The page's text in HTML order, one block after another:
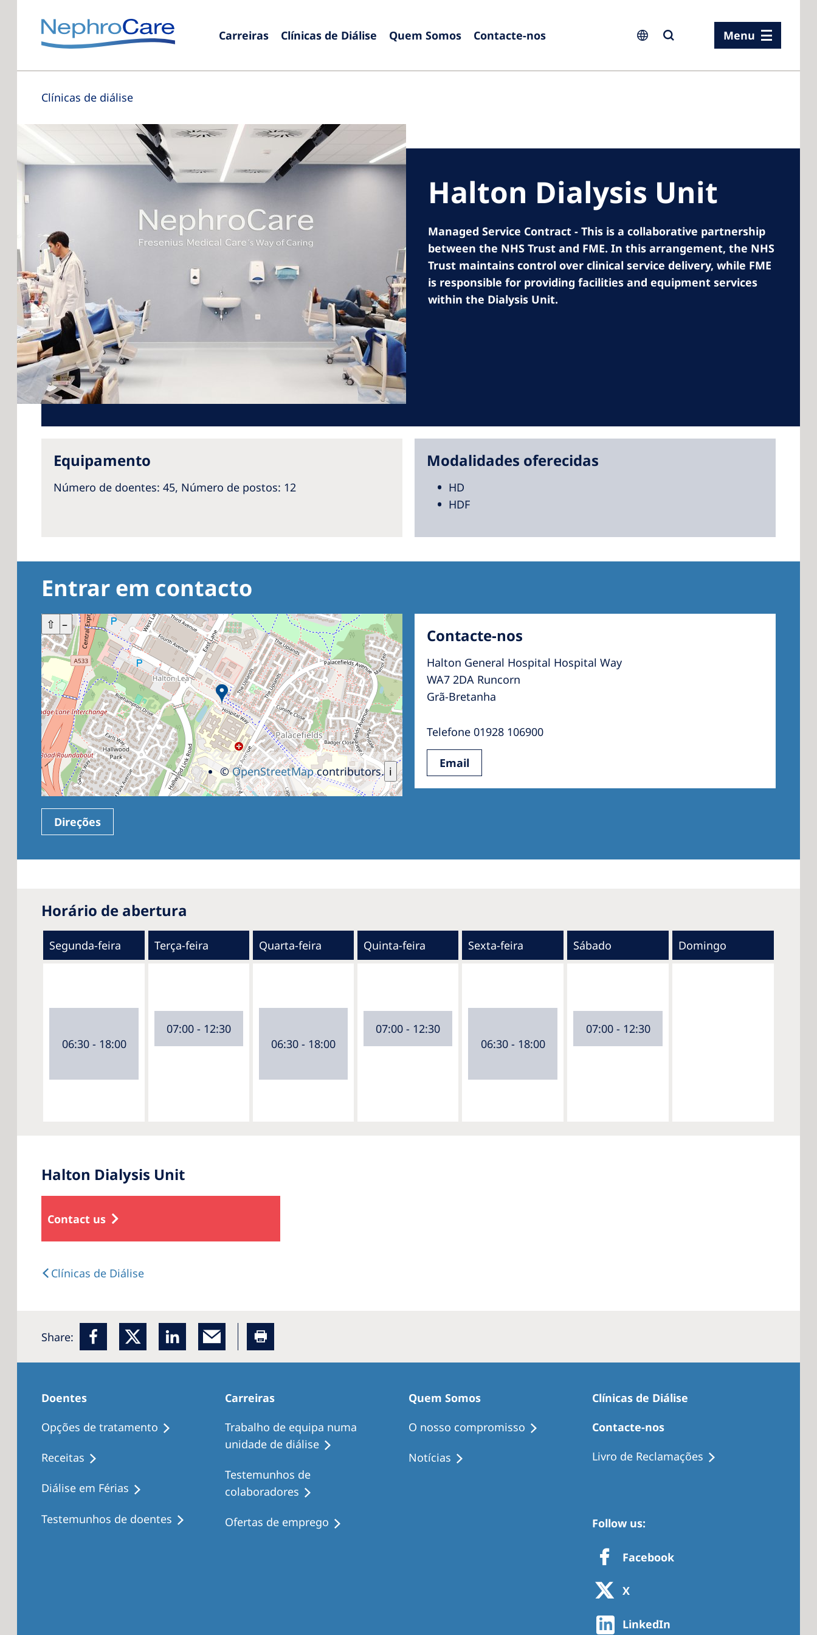
Carreiras Clínicas de Diálise Quem Somos Contacte-nos
Europe
Germany
Israel
Portugal
Romania
Russia
Sweden
United Kingdom
Asia Pacific
Asia Pacific
Australia
Philippines
Global Website
Menu
Clínicas de diálise
Halton Dialysis Unit
Managed Service Contract - This is a collaborative partnership
between the NHS Trust and FME. In this arrangement, the NHS
Trust maintains control over clinical service delivery, while FME
is responsible for providing facilities and equipment services
within the Dialysis Unit.
Equipamento
Número de doentes: 45, Número de postos: 12
Modalidades oferecidas
HD
HDF
Entrar em contacto
+ –
⇧
i
©OpenStreetMapcontributors.
Direções
Contacte-nos
Halton General Hospital Hospital Way
WA7 2DA Runcorn
Grã-Bretanha
Telefone 01928 106900
Email
Horário de abertura
Segunda-feira Terça-feira Quarta-feira Quinta-feira Sexta-feira Sábado Domingo
06:30 - 18:00
07:00 - 12:30
06:30 - 18:00
07:00 - 12:30
06:30 - 18:00
07:00 - 12:30
Halton Dialysis Unit
Contact us
Clínicas de Diálise
Share:
Doentes
Opções de tratamento
Receitas
Diálise em Férias
Testemunhos de doentes
Carreiras
Trabalho de equipa numa
unidade de diálise
Testemunhos de
colaboradores
Ofertas de emprego
Quem Somos
O nosso compromisso
Notícias
Clínicas de Diálise
Contacte-nos
Livro de Reclamações
Follow us:
Facebook
X
LinkedIn